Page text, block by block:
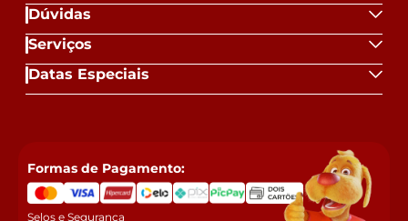
Dúvidas
Serviços
Datas Especiais
Formas de Pagamento:
Selos e Segurança